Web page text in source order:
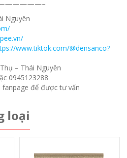
Nguyên
www.tiktok.com/@densanco?
– Thái Nguyên
0945123288
fanpage để được tư vấn
loại